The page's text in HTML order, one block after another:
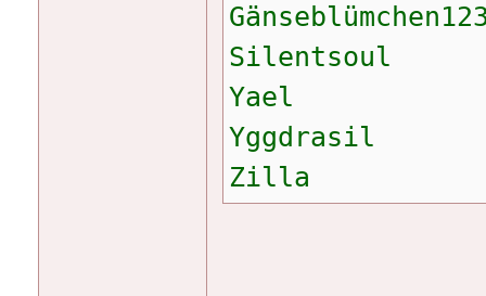
Silentsoul
Yael
Yggdrasil
Zilla